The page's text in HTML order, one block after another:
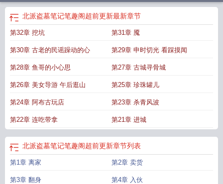
阁超前更新在哪看
盗墓北派和南派 北派盗墓笔记趣
读盗墓北派有哪些 北派盗墓笔记 笔趣阁北派盗墓笔记笔趣阁超前更新完了
阁盗墓笔记南派和北派的区别 北派盗墓笔记66章 北派盗墓笔记笔趣鸽
墓笔记最新章内容
北派盗墓笔记笔趣阁超前更新最新章节
第32章 挖坑 第31章 魇
第30章 古老的民谣躁动的心 第29章 申时切光 看踩摸闻
第28章 鱼哥的小心思 第27章 古城寻骨城
第26章 美女导游 午后逛山 第25章 珍珠罐儿
第24章 阿布古玩店 第23章 杀青风波
第22章 连吃带拿 第21章 进城
北派盗墓笔记笔趣阁超前更新章节列表
第1章 离家 第2章 卖货
第3章 翻身 第4章 入伙